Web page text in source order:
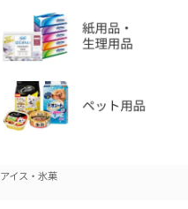
アイス・氷菓